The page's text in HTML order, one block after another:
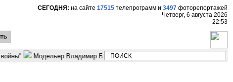
СЕГОДНЯ: на сайте 17515 телепрограмм и 3497 фоторепортажей
Четверг, 6 августа 2026
22:53
Модельер Владимир Бухинник "Мода это страсть мужественных